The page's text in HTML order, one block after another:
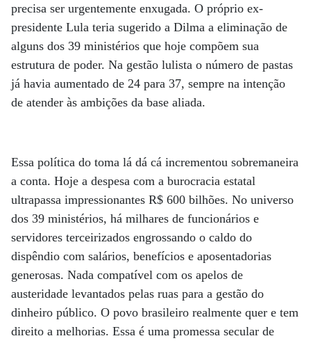
precisa ser urgentemente enxugada. O próprio ex-
presidente Lula teria sugerido a Dilma a eliminação de
alguns dos 39 ministérios que hoje compõem sua
estrutura de poder. Na gestão lulista o número de pastas
já havia aumentado de 24 para 37, sempre na intenção
de atender às ambições da base aliada.
Essa política do toma lá dá cá incrementou sobremaneira
a conta. Hoje a despesa com a burocracia estatal
ultrapassa impressionantes R$ 600 bilhões. No universo
dos 39 ministérios, há milhares de funcionários e
servidores terceirizados engrossando o caldo do
dispêndio com salários, benefícios e aposentadorias
generosas. Nada compatível com os apelos de
austeridade levantados pelas ruas para a gestão do
dinheiro público. O povo brasileiro realmente quer e tem
direito a melhorias. Essa é uma promessa secular de